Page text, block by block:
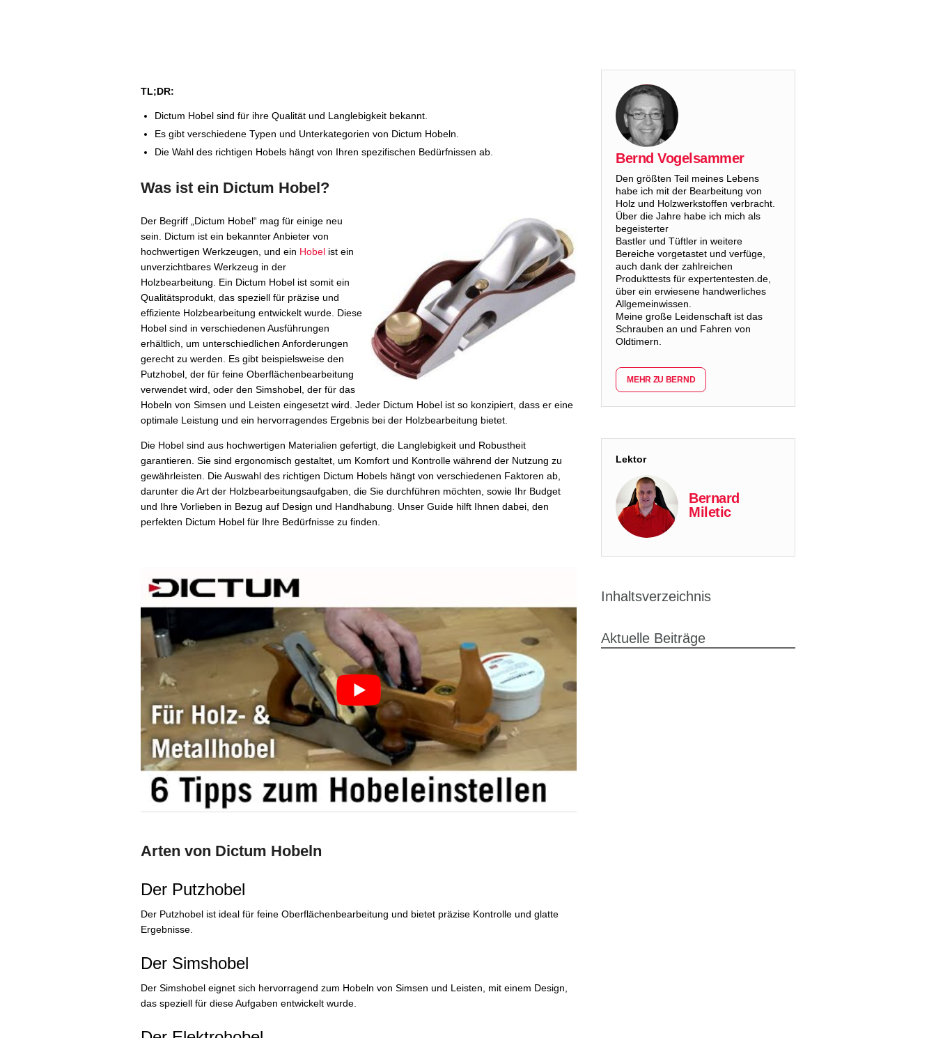
TL;DR:
Dictum Hobel sind für ihre Qualität und Langlebigkeit bekannt.
Es gibt verschiedene Typen und Unterkategorien von Dictum Hobeln.
Die Wahl des richtigen Hobels hängt von Ihren spezifischen Bedürfnissen ab.
Was ist ein Dictum Hobel?
Der Begriff „Dictum Hobel“ mag für einige neu
sein. Dictum ist ein bekannter Anbieter von
hochwertigen Werkzeugen, und ein Hobel ist ein
unverzichtbares Werkzeug in der
Holzbearbeitung. Ein Dictum Hobel ist somit ein
Qualitätsprodukt, das speziell für präzise und
effiziente Holzbearbeitung entwickelt wurde. Diese
Hobel sind in verschiedenen Ausführungen
erhältlich, um unterschiedlichen Anforderungen
gerecht zu werden. Es gibt beispielsweise den
Putzhobel, der für feine Oberflächenbearbeitung
verwendet wird, oder den Simshobel, der für das
Hobeln von Simsen und Leisten eingesetzt wird. Jeder Dictum Hobel ist so konzipiert, dass er eine
optimale Leistung und ein hervorragendes Ergebnis bei der Holzbearbeitung bietet.
Die Hobel sind aus hochwertigen Materialien gefertigt, die Langlebigkeit und Robustheit
garantieren. Sie sind ergonomisch gestaltet, um Komfort und Kontrolle während der Nutzung zu
gewährleisten. Die Auswahl des richtigen Dictum Hobels hängt von verschiedenen Faktoren ab,
darunter die Art der Holzbearbeitungsaufgaben, die Sie durchführen möchten, sowie Ihr Budget
und Ihre Vorlieben in Bezug auf Design und Handhabung. Unser Guide hilft Ihnen dabei, den
perfekten Dictum Hobel für Ihre Bedürfnisse zu finden.
Arten von Dictum Hobeln
Der Putzhobel
Der Putzhobel ist ideal für feine Oberflächenbearbeitung und bietet präzise Kontrolle und glatte
Ergebnisse.
Der Simshobel
Der Simshobel eignet sich hervorragend zum Hobeln von Simsen und Leisten, mit einem Design,
das speziell für diese Aufgaben entwickelt wurde.
Bernd Vogelsammer
Den größten Teil meines Lebens
habe ich mit der Bearbeitung von
Holz und Holzwerkstoffen verbracht.
Über die Jahre habe ich mich als
begeisterter
Bastler und Tüftler in weitere
Bereiche vorgetastet und verfüge,
auch dank der zahlreichen
Produkttests für expertentesten.de,
über ein erwiesene handwerliches
Allgemeinwissen.
Meine große Leidenschaft ist das
Schrauben an und Fahren von
Oldtimern.
MEHR ZU BERND
Lektor
Bernard
Miletic
Inhaltsverzeichnis
Aktuelle Beiträge